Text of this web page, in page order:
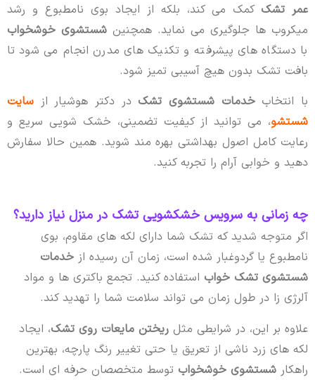
عمر تشککمک می کند، بلکه از ایجاد بوی نامطبوع و رشد
میکروب ها جلوگیری می نماید. همچنین شستشوی خوشخواب
با دستگاه های پیشرفته و تکنیک های مدرن انجام می شود تا
بافت تشک بدون هیچ آسیبی تمیز شود.
با انتخاب خدمات شستشوی تشکدر دکتر هوشیار از سایت
شستشو، می توانید از کیفیت تضمینی، خشک شویی سریع و
رعایت کامل اصول بهداشتی بهره مند شوید. همین حالا سفارش
دهید و خوابی آرام را تجربه کنید.
چه زمانی به سرویس خشکشویی تشک در منزل نیاز دارید؟
اگر متوجه شدید که تشک شما دارای لکه های مقاوم، بوی
نامطبوع یا گردوغبار شده است، زمان آن رسیده از خدمات
شستشوی تشک خواباستفاده کنید. تجمع باکتری ها و مواد
آلرژی زا در طول زمان می تواند سلامت شما را تهدید کند.
علاوه بر این، در شرایطی مثل ریختن مایعات روی تشک، ایجاد
لکه های زرد ناشی از تعریق یا حتی تغییر رنگ پارچه، بهترین
راهکار شستشوی خوشخوابتوسط متخصصان حرفه ای است.